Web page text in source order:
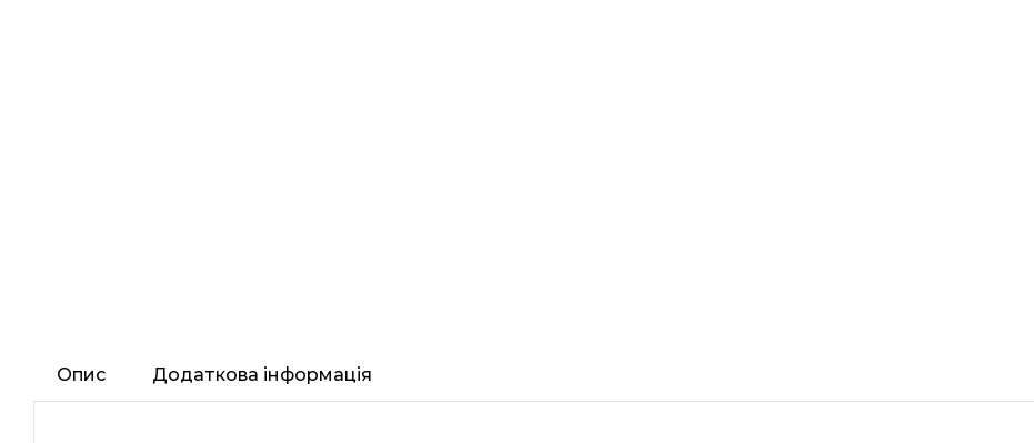
Опис Додаткова інформація